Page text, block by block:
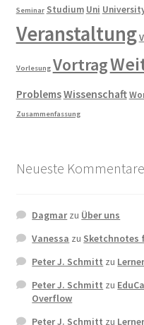
Seminar Studium Uni
Veranstaltung
Vorlesung Vortrag
ProblemsWissenschaft
Zusammenfassung
Neueste Kommentare
Dagmarzu Über uns
Vanessa zu Sketchnotes
Peter J. Schmitt zu
Peter J. Schmitt zu
Overflow
Peter J. Schmitt zu